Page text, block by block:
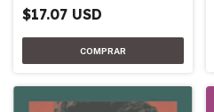
$17.07 USD